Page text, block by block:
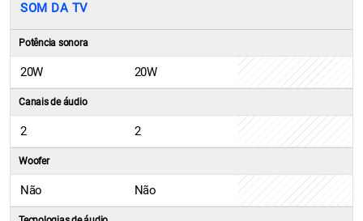
SOM DA TV
Potência sonora
20W 20W
Canais de áudio
2 2
Woofer
Não Não